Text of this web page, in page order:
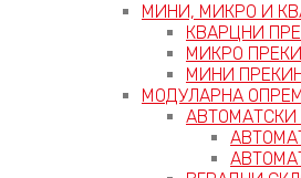
МИНИ, МИКРО И
КВАРЦНИ
МИКРО
МИНИ
МОДУЛАРНА
АВТОМАТСКИ